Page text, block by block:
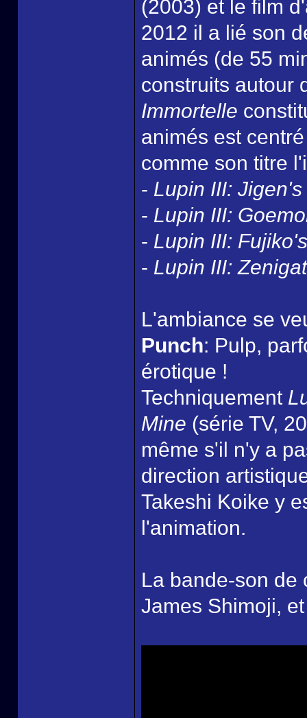
(2003) et le film
2012 il a lié son
animés (de 55
construits autour
Immortelle
animés est
comme son titre
- Lupin III:
- Lupin III:
- Lupin III:
- Lupin III:
L'ambiance se
Punch: Pulp,
érotique !
Techniquement
Mine (série TV,
même s'il n'y a
direction
Takeshi Koike y
l'animation.
La bande-son de
James Shimoji,